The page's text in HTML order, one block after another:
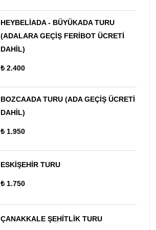
HEYBELİADA - BÜYÜKADA TURU
(ADALARA GEÇİŞ FERİBOT ÜCRETİ
DAHİL)
₺ 2.400
BOZCAADA TURU (ADA GEÇİŞ ÜCRETİ
DAHİL)
₺ 1.950
ESKİŞEHİR TURU
₺ 1.750
ÇANAKKALE ŞEHİTLİK TURU